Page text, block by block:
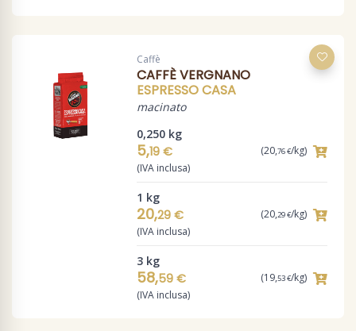
Caffè
CAFFÈ VERGNANO
ESPRESSO CASA
macinato
0,250 kg
5,19 € (20,76 €/kg)
(IVA inclusa)
1 kg
20,29 € (20,29 €/kg)
(IVA inclusa)
3 kg
58,59 € (19,53 €/kg)
(IVA inclusa)